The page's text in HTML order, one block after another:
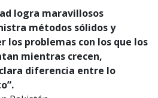
logra maravillosos
métodos sólidos y
los problemas con los que los
mientras crecen,
diferencia entre lo